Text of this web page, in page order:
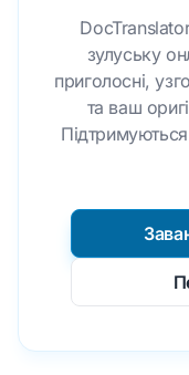
зулуську
приголосні,
та ваш